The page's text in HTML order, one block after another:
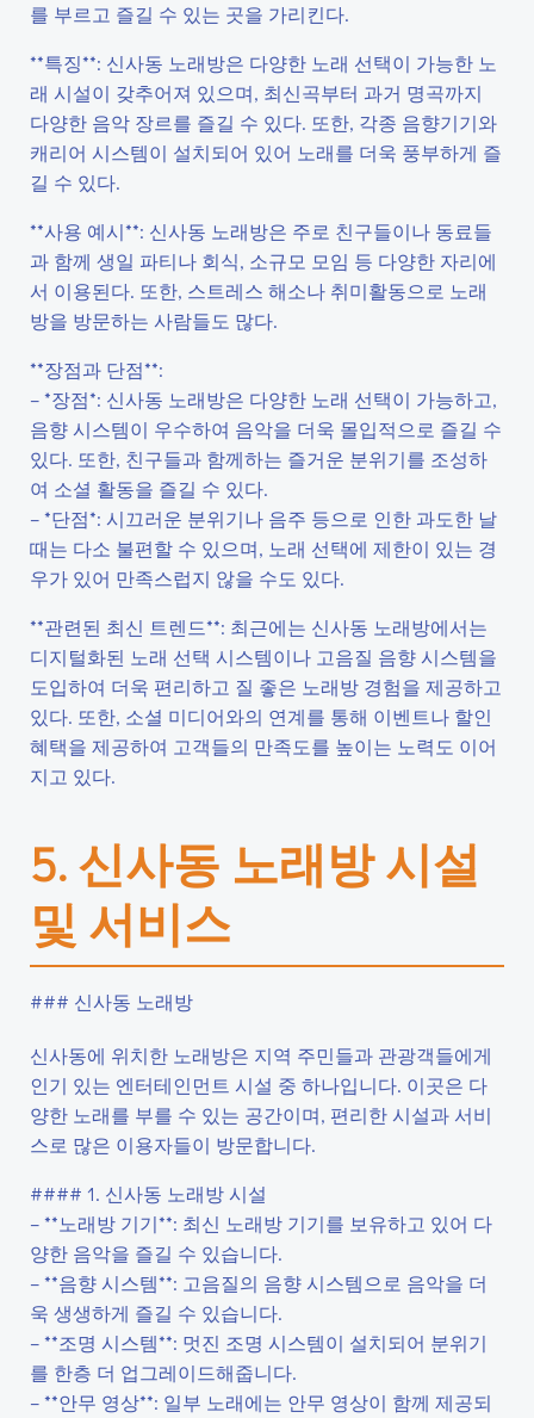
를 부르고 즐길 수 있는 곳을 가리킨다.
**특징**: 신사동 노래방은 다양한 노래 선택이 가능한 노
래 시설이 갖추어져 있으며, 최신곡부터 과거 명곡까지
다양한 음악 장르를 즐길 수 있다. 또한, 각종 음향기기와
캐리어 시스템이 설치되어 있어 노래를 더욱 풍부하게 즐
길 수 있다.
**사용 예시**: 신사동 노래방은 주로 친구들이나 동료들
과 함께 생일 파티나 회식, 소규모 모임 등 다양한 자리에
서 이용된다. 또한, 스트레스 해소나 취미활동으로 노래
방을 방문하는 사람들도 많다.
**장점과 단점**:
– *장점*: 신사동 노래방은 다양한 노래 선택이 가능하고,
음향 시스템이 우수하여 음악을 더욱 몰입적으로 즐길 수
있다. 또한, 친구들과 함께하는 즐거운 분위기를 조성하
여 소셜 활동을 즐길 수 있다.
– *단점*: 시끄러운 분위기나 음주 등으로 인한 과도한 날
때는 다소 불편할 수 있으며, 노래 선택에 제한이 있는 경
우가 있어 만족스럽지 않을 수도 있다.
**관련된 최신 트렌드**: 최근에는 신사동 노래방에서는
디지털화된 노래 선택 시스템이나 고음질 음향 시스템을
도입하여 더욱 편리하고 질 좋은 노래방 경험을 제공하고
있다. 또한, 소셜 미디어와의 연계를 통해 이벤트나 할인
혜택을 제공하여 고객들의 만족도를 높이는 노력도 이어
지고 있다.
5. 신사동 노래방 시설
및 서비스
### 신사동 노래방
신사동에 위치한 노래방은 지역 주민들과 관광객들에게
인기 있는 엔터테인먼트 시설 중 하나입니다. 이곳은 다
양한 노래를 부를 수 있는 공간이며, 편리한 시설과 서비
스로 많은 이용자들이 방문합니다.
#### 1. 신사동 노래방 시설
– **노래방 기기**: 최신 노래방 기기를 보유하고 있어 다
양한 음악을 즐길 수 있습니다.
– **음향 시스템**: 고음질의 음향 시스템으로 음악을 더
욱 생생하게 즐길 수 있습니다.
– **조명 시스템**: 멋진 조명 시스템이 설치되어 분위기
를 한층 더 업그레이드해줍니다.
– **안무 영상**: 일부 노래에는 안무 영상이 함께 제공되